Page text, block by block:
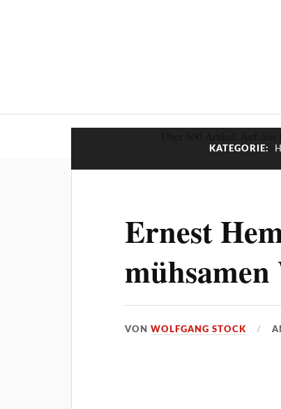
KATEGORIE:
Ernest
mühsamen
VONWOLFGANG STOCK